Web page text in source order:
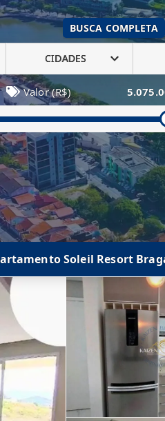
BUSCA COMPLETA
CIDADES
Valor (R$)
Soleil Resort